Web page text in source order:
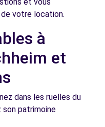
votre location.
à
et
dans les ruelles du
patrimoine